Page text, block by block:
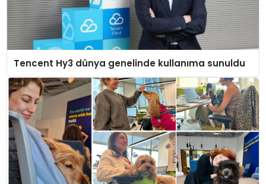
Tencent Hy3 dünya genelinde kullanıma sunuldu